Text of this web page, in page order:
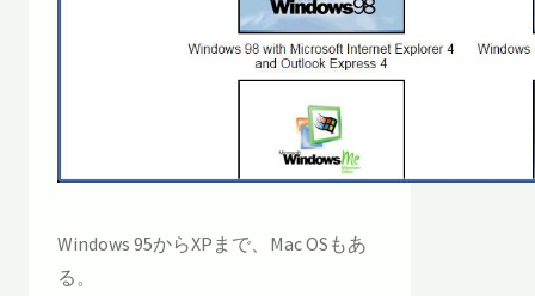
Windows 95からXPまで、Mac OSもあ
る。